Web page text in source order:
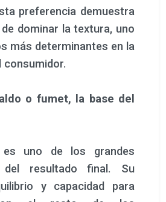
preferencia demuestra
dominar la textura, uno
más determinantes en la
consumidor.
o fumet, la base del
uno de los grandes
del resultado final. Su
y capacidad para